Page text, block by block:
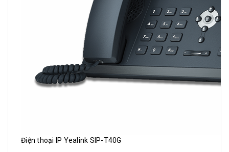
Điện thoại IP Yealink SIP-T40G